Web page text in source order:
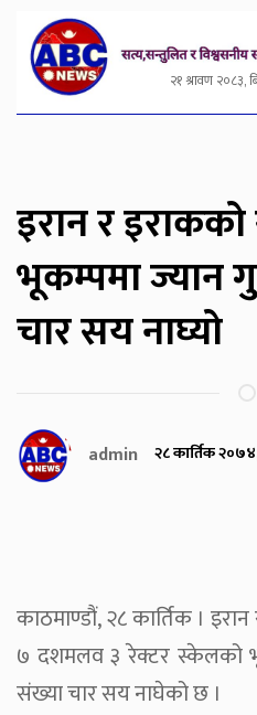
२१ श्रावण २०८३,
इरान र
भूकम्पमा ज्यान
चार सय नाघ्यो
admin २८ कार्तिक
काठमाण्डौं, २८ कार्तिक । इरान
७ दशमलव ३ रेक्टर स्केलको
संख्या चार सय नाघेको छ ।